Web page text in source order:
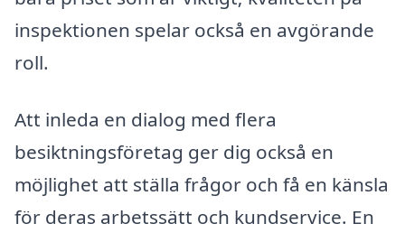
inspektionen spelar också en avgörande
roll.
Att inleda en dialog med flera
besiktningsföretag ger dig också en
möjlighet att ställa frågor och få en känsla
för deras arbetssätt och kundservice. En